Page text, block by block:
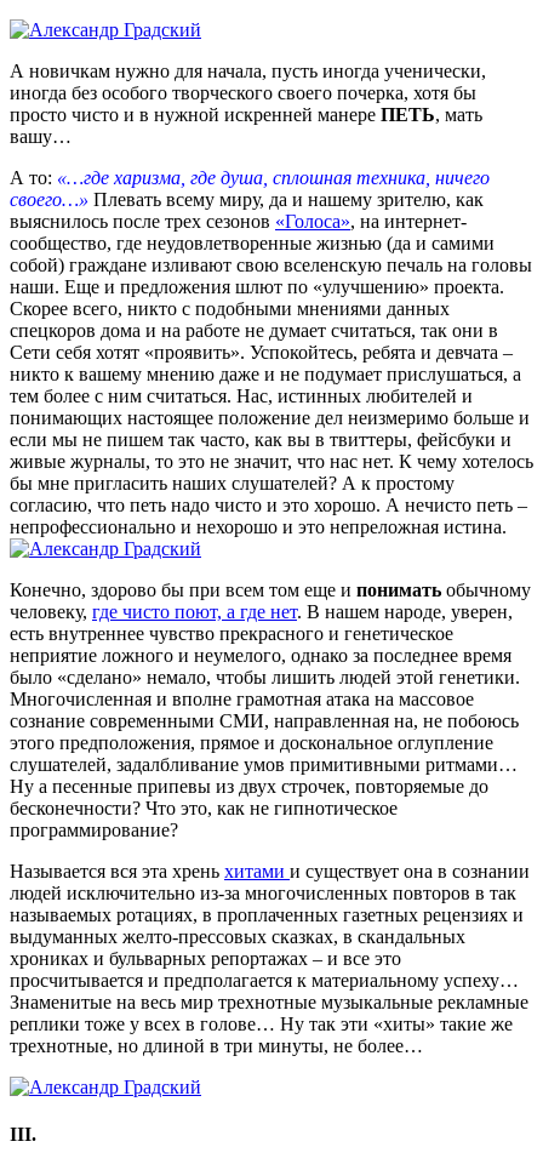
А новичкам нужно для начала, пусть иногда ученически,
иногда без особого творческого своего почерка, хотя бы
просто чисто и в нужной искренней манере ПЕТЬ, мать
вашу…
А то: «…где харизма, где душа, сплошная техника, ничего
своего…» Плевать всему миру, да и нашему зрителю, как
выяснилось после трех сезонов «Голоса», на интернет-
сообщество, где неудовлетворенные жизнью (да и самими
собой) граждане изливают свою вселенскую печаль на головы
наши. Еще и предложения шлют по «улучшению» проекта.
Скорее всего, никто с подобными мнениями данных
спецкоров дома и на работе не думает считаться, так они в
Сети себя хотят «проявить». Успокойтесь, ребята и девчата –
никто к вашему мнению даже и не подумает прислушаться, а
тем более с ним считаться. Нас, истинных любителей и
понимающих настоящее положение дел неизмеримо больше и
если мы не пишем так часто, как вы в твиттеры, фейсбуки и
живые журналы, то это не значит, что нас нет. К чему хотелось
бы мне пригласить наших слушателей? А к простому
согласию, что петь надо чисто и это хорошо. А нечисто петь –
непрофессионально и нехорошо и это непреложная истина.
Конечно, здорово бы при всем том еще и понимать обычному
человеку, где чисто поют, а где нет. В нашем народе, уверен,
есть внутреннее чувство прекрасного и генетическое
неприятие ложного и неумелого, однако за последнее время
было «сделано» немало, чтобы лишить людей этой генетики.
Многочисленная и вполне грамотная атака на массовое
сознание современными СМИ, направленная на, не побоюсь
этого предположения, прямое и доскональное оглупление
слушателей, задалбливание умов примитивными ритмами…
Ну а песенные припевы из двух строчек, повторяемые до
бесконечности? Что это, как не гипнотическое
программирование?
Называется вся эта хрень хитами и существует она в сознании
людей исключительно из-за многочисленных повторов в так
называемых ротациях, в проплаченных газетных рецензиях и
выдуманных желто-прессовых сказках, в скандальных
хрониках и бульварных репортажах – и все это
просчитывается и предполагается к материальному успеху…
Знаменитые на весь мир трехнотные музыкальные рекламные
реплики тоже у всех в голове… Ну так эти «хиты» такие же
трехнотные, но длиной в три минуты, не более…
III.